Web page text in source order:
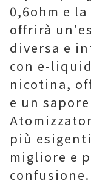
0,6ohm e
offrirà
diversa e
con e-
nicotina,
e un
più
migliore e
confusione.